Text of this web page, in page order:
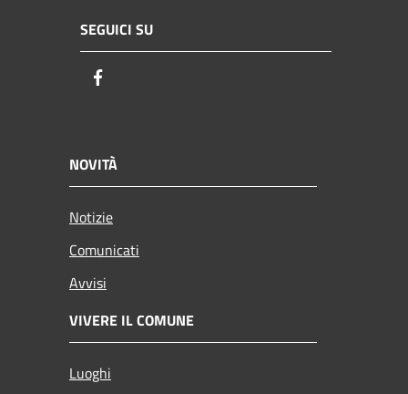
SEGUICI SU
NOVITÀ
Notizie
Comunicati
Avvisi
VIVERE IL COMUNE
Luoghi